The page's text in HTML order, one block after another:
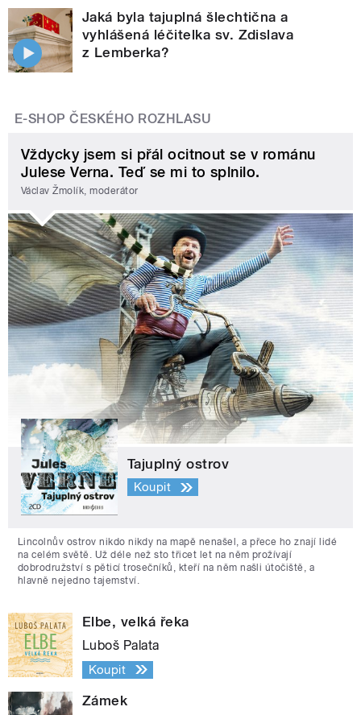
Jaká byla tajuplná šlechtična a
vyhlášená léčitelka sv. Zdislava
z Lemberka?
E-SHOP ČESKÉHO ROZHLASU
Vždycky jsem si přál ocitnout se v románu
Julese Verna. Teď se mi to splnilo.
Václav Žmolík, moderátor
Tajuplný ostrov
Koupit
Lincolnův ostrov nikdo nikdy na mapě nenašel, a přece ho znají lidé
na celém světě. Už déle než sto třicet let na něm prožívají
dobrodružství s pěticí trosečníků, kteří na něm našli útočiště, a
hlavně nejedno tajemství.
Elbe, velká řeka
Luboš Palata
Koupit
Zámek